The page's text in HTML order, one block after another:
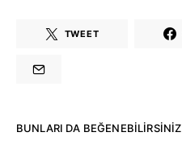
TWEET
BUNLARI DA BEĞENEBILIRSINIZ